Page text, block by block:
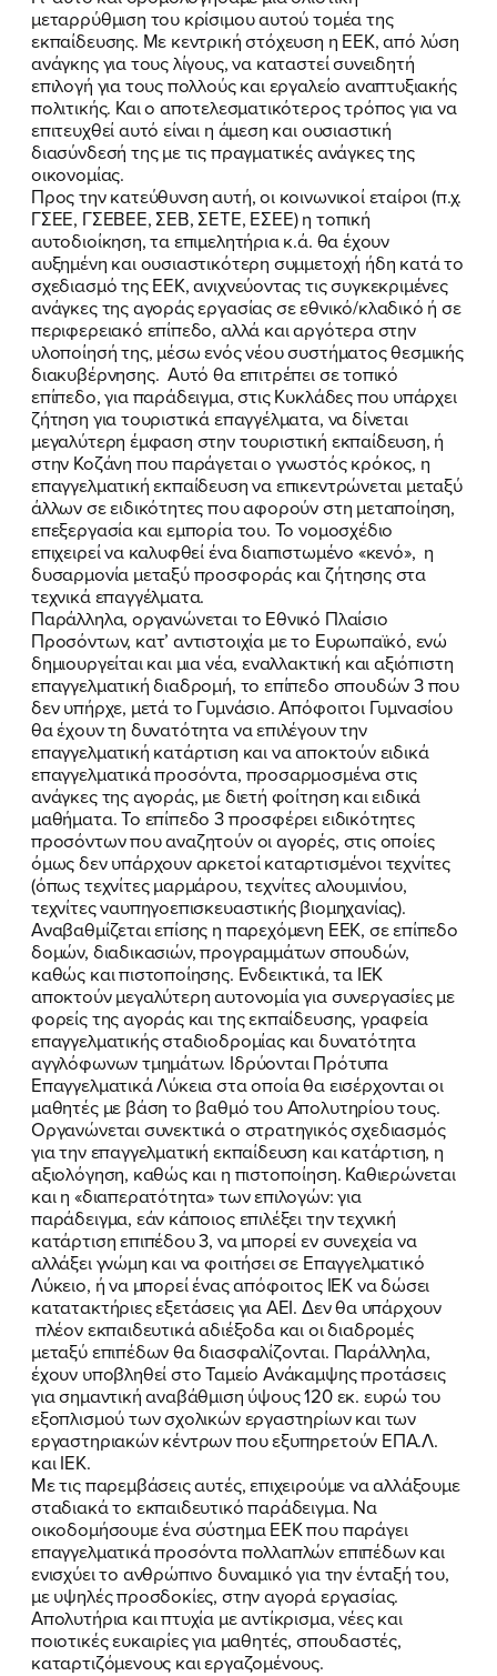
ΠΟΙΑ ΕΙΜΑΙ
ΕΡΓΟ
ΕΚΔΗΛΩΣΕΙΣ
ΝΕΑ
ΕΛΑ ΚΙ ΕΣΥ
FB IN TW YT LN VB TIKTOK
μεταρρύθμιση του κρίσιμου αυτού τομέα της
εκπαίδευσης. Με κεντρική στόχευση η ΕΕΚ, από λύση
ανάγκης για τους λίγους, να καταστεί συνειδητή
επιλογή για τους πολλούς και εργαλείο αναπτυξιακής
πολιτικής. Και ο αποτελεσματικότερος τρόπος για να
επιτευχθεί αυτό είναι η άμεση και ουσιαστική
διασύνδεσή της με τις πραγματικές ανάγκες της
οικονομίας.
Προς την κατεύθυνση αυτή, οι κοινωνικοί εταίροι (π.χ.
ΓΣΕΕ, ΓΣΕΒΕΕ, ΣΕΒ, ΣΕΤΕ, ΕΣΕΕ) η τοπική
αυτοδιοίκηση, τα επιμελητήρια κ.ά. θα έχουν
αυξημένη και ουσιαστικότερη συμμετοχή ήδη κατά το
σχεδιασμό της ΕΕΚ, ανιχνεύοντας τις συγκεκριμένες
ανάγκες της αγοράς εργασίας σε εθνικό/κλαδικό ή σε
περιφερειακό επίπεδο, αλλά και αργότερα στην
υλοποίησή της, μέσω ενός νέου συστήματος θεσμικής
διακυβέρνησης. Αυτό θα επιτρέπει σε τοπικό
επίπεδο, για παράδειγμα, στις Κυκλάδες που υπάρχει
ζήτηση για τουριστικά επαγγέλματα, να δίνεται
μεγαλύτερη έμφαση στην τουριστική εκπαίδευση, ή
στην Κοζάνη που παράγεται ο γνωστός κρόκος, η
επαγγελματική εκπαίδευση να επικεντρώνεται μεταξύ
άλλων σε ειδικότητες που αφορούν στη μεταποίηση,
επεξεργασία και εμπορία του. Το νομοσχέδιο
επιχειρεί να καλυφθεί ένα διαπιστωμένο «κενό», η
δυσαρμονία μεταξύ προσφοράς και ζήτησης στα
τεχνικά επαγγέλματα.
Παράλληλα, οργανώνεται το Εθνικό Πλαίσιο
Προσόντων, κατ’ αντιστοιχία με το Ευρωπαϊκό, ενώ
δημιουργείται και μια νέα, εναλλακτική και αξιόπιστη
επαγγελματική διαδρομή, το επίπεδο σπουδών 3 που
δεν υπήρχε, μετά το Γυμνάσιο. Απόφοιτοι Γυμνασίου
θα έχουν τη δυνατότητα να επιλέγουν την
επαγγελματική κατάρτιση και να αποκτούν ειδικά
επαγγελματικά προσόντα, προσαρμοσμένα στις
ανάγκες της αγοράς, με διετή φοίτηση και ειδικά
μαθήματα. Το επίπεδο 3 προσφέρει ειδικότητες
προσόντων που αναζητούν οι αγορές, στις οποίες
όμως δεν υπάρχουν αρκετοί καταρτισμένοι τεχνίτες
(όπως τεχνίτες μαρμάρου, τεχνίτες αλουμινίου,
τεχνίτες ναυπηγοεπισκευαστικής βιομηχανίας).
Αναβαθμίζεται επίσης η παρεχόμενη ΕΕΚ, σε επίπεδο
δομών, διαδικασιών, προγραμμάτων σπουδών,
καθώς και πιστοποίησης. Ενδεικτικά, τα ΙΕΚ
αποκτούν μεγαλύτερη αυτονομία για συνεργασίες με
φορείς της αγοράς και της εκπαίδευσης, γραφεία
επαγγελματικής σταδιοδρομίας και δυνατότητα
αγγλόφωνων τμημάτων. Ιδρύονται Πρότυπα
Επαγγελματικά Λύκεια στα οποία θα εισέρχονται οι
μαθητές με βάση το βαθμό του Απολυτηρίου τους.
Οργανώνεται συνεκτικά ο στρατηγικός σχεδιασμός
για την επαγγελματική εκπαίδευση και κατάρτιση, η
αξιολόγηση, καθώς και η πιστοποίηση. Καθιερώνεται
και η «διαπερατότητα» των επιλογών: για
παράδειγμα, εάν κάποιος επιλέξει την τεχνική
κατάρτιση επιπέδου 3, να μπορεί εν συνεχεία να
αλλάξει γνώμη και να φοιτήσει σε Επαγγελματικό
Λύκειο, ή να μπορεί ένας απόφοιτος ΙΕΚ να δώσει
κατατακτήριες εξετάσεις για ΑΕΙ. Δεν θα υπάρχουν
πλέον εκπαιδευτικά αδιέξοδα και οι διαδρομές
μεταξύ επιπέδων θα διασφαλίζονται. Παράλληλα,
έχουν υποβληθεί στο Ταμείο Ανάκαμψης προτάσεις
για σημαντική αναβάθμιση ύψους 120 εκ. ευρώ του
εξοπλισμού των σχολικών εργαστηρίων και των
εργαστηριακών κέντρων που εξυπηρετούν ΕΠΑ.Λ.
και ΙΕΚ.
Με τις παρεμβάσεις αυτές, επιχειρούμε να αλλάξουμε
σταδιακά το εκπαιδευτικό παράδειγμα. Να
οικοδομήσουμε ένα σύστημα ΕΕΚ που παράγει
επαγγελματικά προσόντα πολλαπλών επιπέδων και
ενισχύει το ανθρώπινο δυναμικό για την ένταξή του,
με υψηλές προσδοκίες, στην αγορά εργασίας.
Απολυτήρια και πτυχία με αντίκρισμα, νέες και
ποιοτικές ευκαιρίες για μαθητές, σπουδαστές,
καταρτιζόμενους και εργαζομένους.